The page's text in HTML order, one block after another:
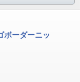
ボーダーニッ